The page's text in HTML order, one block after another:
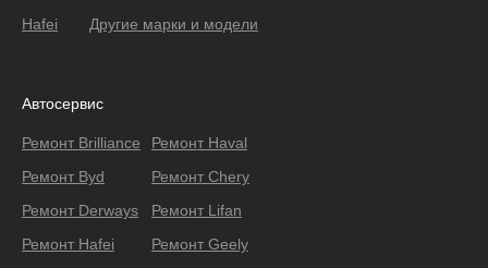
Hafei
Другие марки и модели
Автосервис
Ремонт Brilliance
Ремонт Byd
Ремонт Derways
Ремонт Hafei
Ремонт Haval
Ремонт Chery
Ремонт Lifan
Ремонт Geely